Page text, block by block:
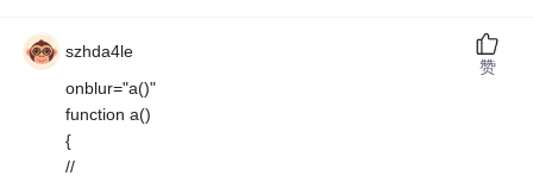
szhda4le
onblur="a()"
function a()
{
//
赞